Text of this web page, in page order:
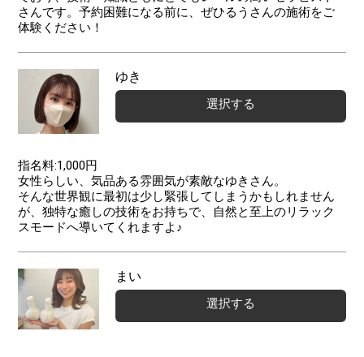
さんです。予約困難になる前に、ぜひるうさんの施術をご
体験ください！
指名料:1,000円
女性らしい、気品ある雰囲気が素敵なゆきさん。
そんな世界観に最初は少し緊張してしまうかもしれません
が、独特な癒しの技術をお持ちで、自然と至上のリラック
スモードへ導いてくれますよ♪
ゆき
選択する
まい
選択する